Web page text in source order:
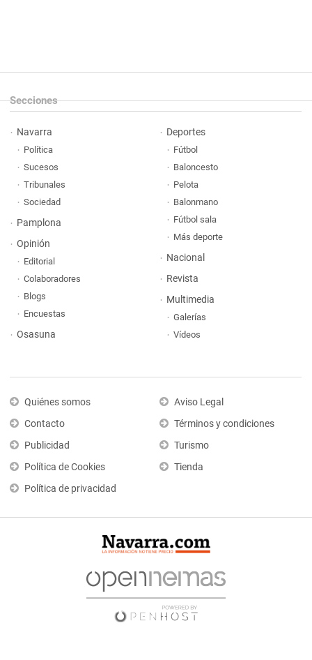
Secciones
Navarra
Política
Sucesos
Tribunales
Sociedad
Pamplona
Opinión
Editorial
Colaboradores
Blogs
Encuestas
Osasuna
Deportes
Fútbol
Baloncesto
Pelota
Balonmano
Fútbol sala
Más deporte
Nacional
Revista
Multimedia
Galerías
Vídeos
Quiénes somos
Contacto
Publicidad
Política de Cookies
Política de privacidad
Aviso Legal
Términos y condiciones
Turismo
Tienda